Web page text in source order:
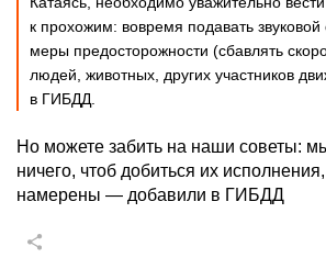
к прохожим: вовремя подавать
меры предосторожности (сбавлять
людей, животных, других участников
в ГИБДД.
Но можете забить на наши советы:
ничего, чтоб добиться их
намерены — добавили в ГИБДД